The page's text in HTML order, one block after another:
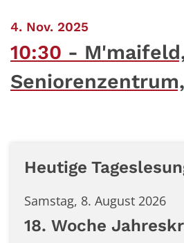
4. Nov. 2025
10:30
Heutige
Samstag, 8. August 2026
18. Woche